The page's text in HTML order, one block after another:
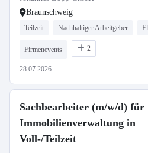
Braunschweig
Teilzeit Nachhaltiger Arbeitgeber
Firmenevents 2
28.07.2026
Sachbearbeiter (m/w/d) für
Immobilienverwaltung in
Voll-/Teilzeit